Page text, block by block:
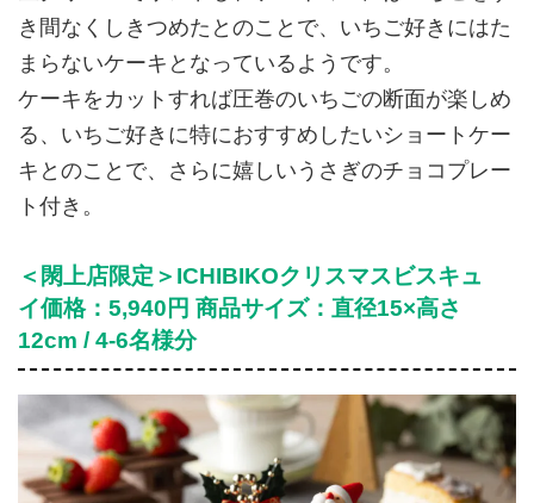
き間なくしきつめたとのことで、いちご好きにはた
まらないケーキとなっているようです。
ケーキをカットすれば圧巻のいちごの断面が楽しめ
る、いちご好きに特におすすめしたいショートケー
キとのことで、さらに嬉しいうさぎのチョコプレー
ト付き。
＜閖上店限定＞ICHIBIKOクリスマスビスキュ
イ価格：5,940円 商品サイズ：直径15×高さ
12cm / 4-6名様分